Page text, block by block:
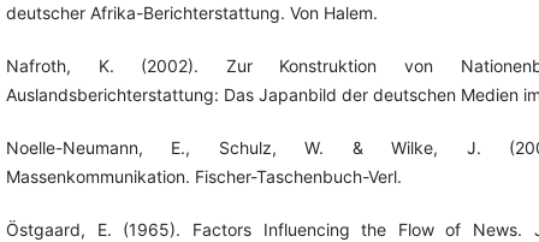
deutscher Afrika-Berichterstattung. Von Halem.
Nafroth, K. (2002). Zur Konstruktion von
Auslandsberichterstattung: Das Japanbild der deutschen Medien
Noelle-Neumann, E., Schulz, W. & Wilke, J.
Massenkommunikation. Fischer-Taschenbuch-Verl.
Östgaard, E. (1965). Factors Influencing the Flow of News.